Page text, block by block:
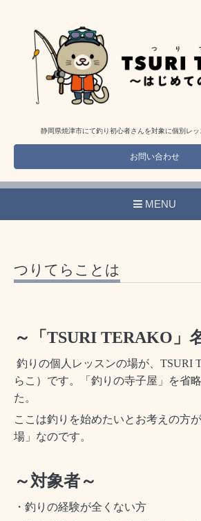
静岡県焼津市にて釣り初心者さんを対象に個別レッ
お問い合わせ
MENU
つりてらことは
～「TSURI TERAKO」
釣りの個人レッスンの場が、TSURI
らこ）です。「釣りの寺子屋」を省
た。
ここは釣りを始めたいとお考えの方
場」なのです。
～対象者～
・釣りの経験が全くない方